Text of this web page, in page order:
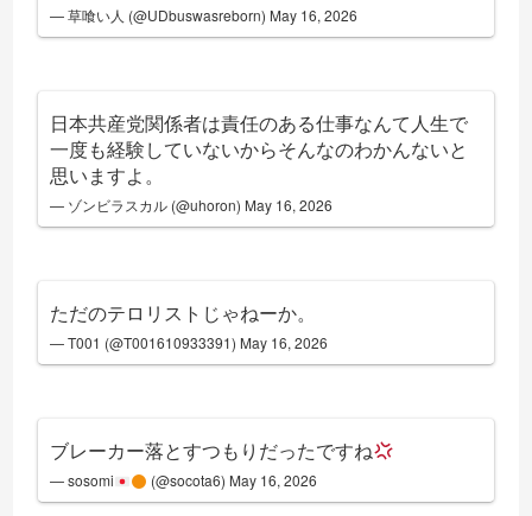
— 草喰い人 (@UDbuswasreborn) May 16, 2026
日本共産党関係者は責任のある仕事なんて人生で
一度も経験していないからそんなのわかんないと
思いますよ。
— ゾンビラスカル (@uhoron) May 16, 2026
ただのテロリストじゃねーか。
— T001 (@T001610933391) May 16, 2026
ブレーカー落とすつもりだったですね
— sosomi (@socota6) May 16, 2026